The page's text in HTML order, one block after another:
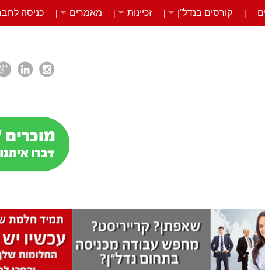
| קורסים בנדל”ן | זכיינות | מאמרים | כניסה